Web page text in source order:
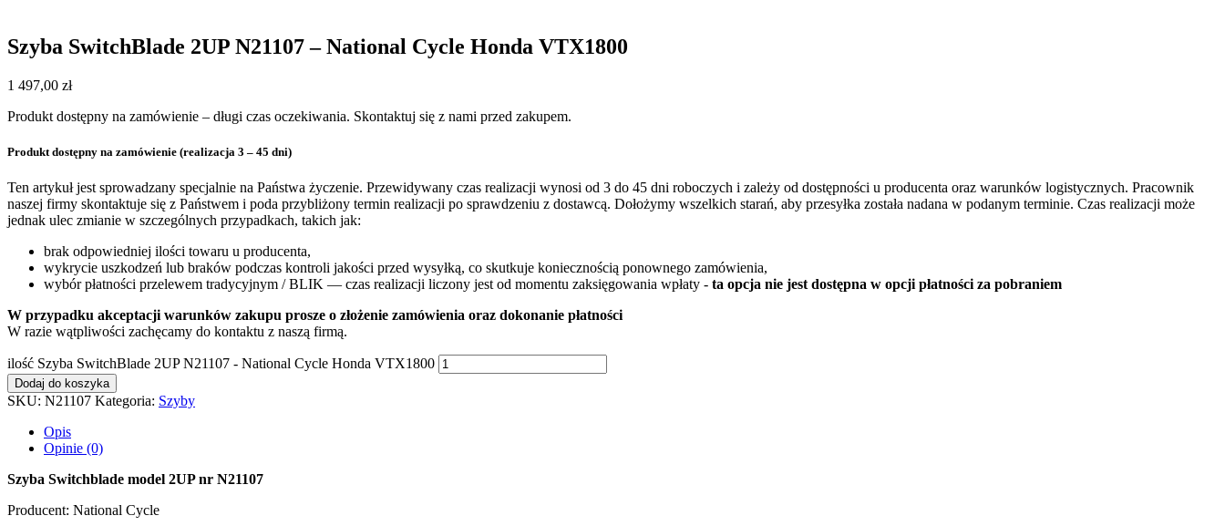
Szyba SwitchBlade 2UP N21107 – National Cycle Honda VTX1800
1 497,00 zł
Produkt dostępny na zamówienie – długi czas oczekiwania. Skontaktuj się z nami przed zakupem.
Produkt dostępny na zamówienie (realizacja 3 – 45 dni)
Ten artykuł jest sprowadzany specjalnie na Państwa życzenie. Przewidywany czas realizacji wynosi od 3 do 45 dni roboczych i zależy od dostępności u producenta oraz warunków logistycznych. Pracownik
naszej firmy skontaktuje się z Państwem i poda przybliżony termin realizacji po sprawdzeniu z dostawcą. Dołożymy wszelkich starań, aby przesyłka została nadana w podanym terminie. Czas realizacji może
jednak ulec zmianie w szczególnych przypadkach, takich jak:
brak odpowiedniej ilości towaru u producenta,
wykrycie uszkodzeń lub braków podczas kontroli jakości przed wysyłką, co skutkuje koniecznością ponownego zamówienia,
wybór płatności przelewem tradycyjnym / BLIK — czas realizacji liczony jest od momentu zaksięgowania wpłaty - ta opcja nie jest dostępna w opcji płatności za pobraniem
W przypadku akceptacji warunków zakupu prosze o złożenie zamówienia oraz dokonanie płatności
W razie wątpliwości zachęcamy do kontaktu z naszą firmą.
ilość Szyba SwitchBlade 2UP N21107 - National Cycle Honda VTX1800
Dodaj do koszyka
SKU: N21107 Kategoria: Szyby
Opis
Opinie (0)
Szyba Switchblade model 2UP nr N21107
Producent: National Cycle